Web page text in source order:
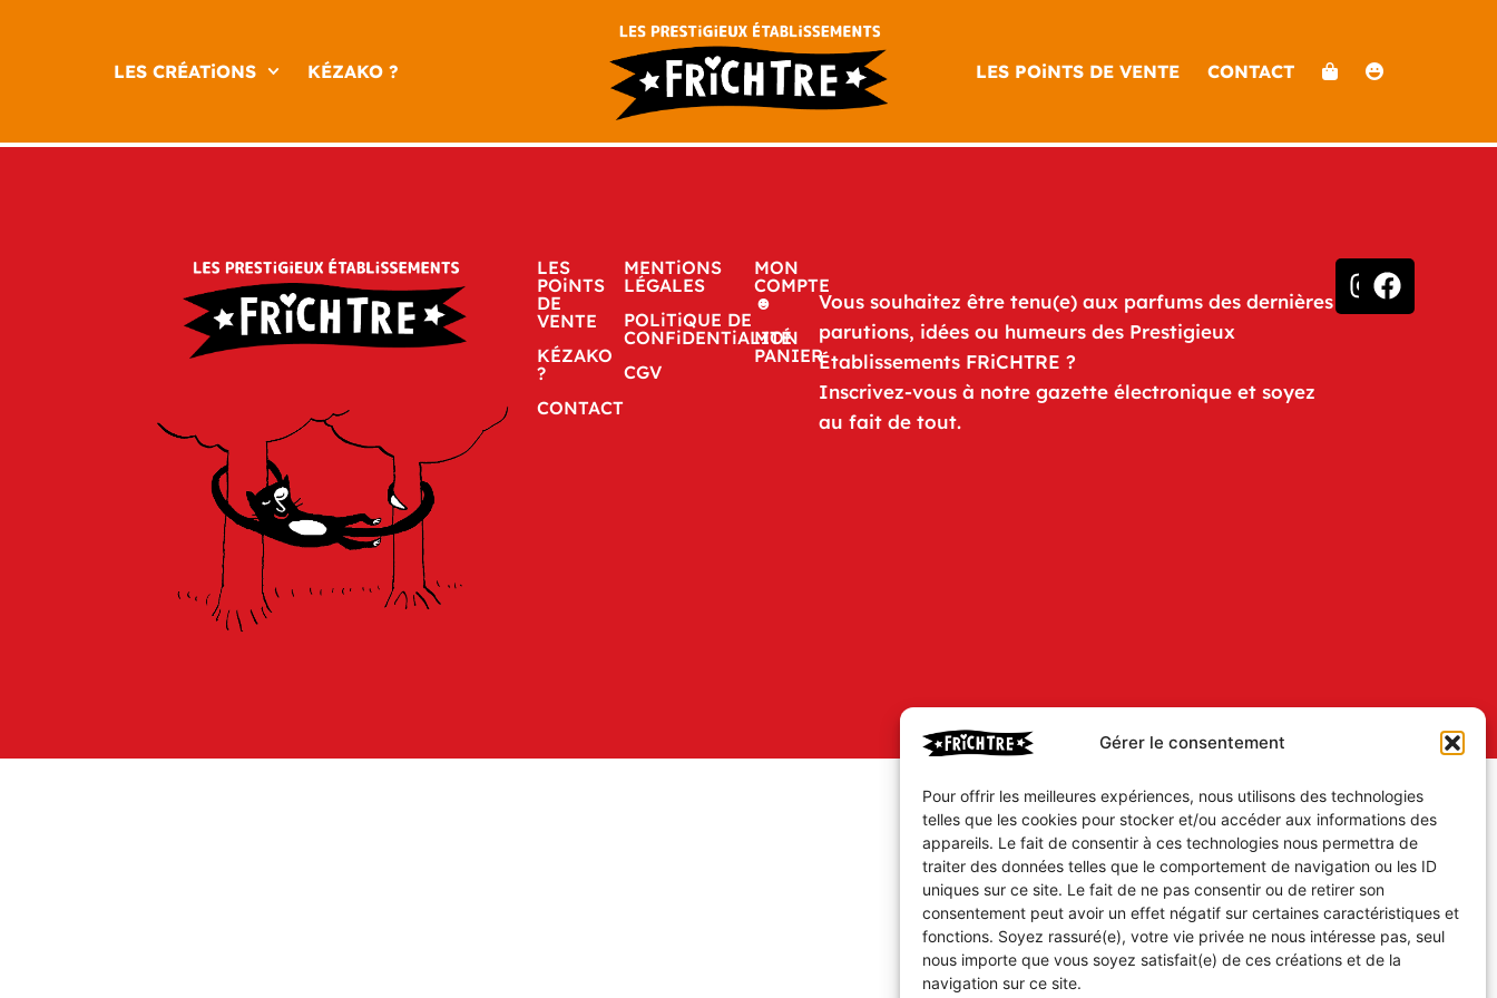
Gérer le consentement
Pour offrir les meilleures expériences, nous utilisons des technologies
telles que les cookies pour stocker et/ou accéder aux informations des
appareils. Le fait de consentir à ces technologies nous permettra de
traiter des données telles que le comportement de navigation ou les ID
uniques sur ce site. Le fait de ne pas consentir ou de retirer son
consentement peut avoir un effet négatif sur certaines caractéristiques et
fonctions. Soyez rassuré(e), votre vie privée ne nous intéresse pas, seul
nous importe que vous soyez satisfait(e) de ces créations et de la
navigation sur ce site.
LES CRÉATiONS KÉZAKO ? LES POiNTS DE VENTE CONTACT
LES
POiNTS
DE
VENTE
KÉZAKO
?
CONTACT
MENTiONS
LÉGALES
POLiTiQUE DE
CONFiDENTiALITÉ
CGV
MON
COMPTE
☻
MON
PANIER
Vous souhaitez être tenu(e) aux parfums des dernières
parutions, idées ou humeurs des Prestigieux
Établissements FRiCHTRE ?
Inscrivez-vous à notre gazette électronique et soyez
au fait de tout.